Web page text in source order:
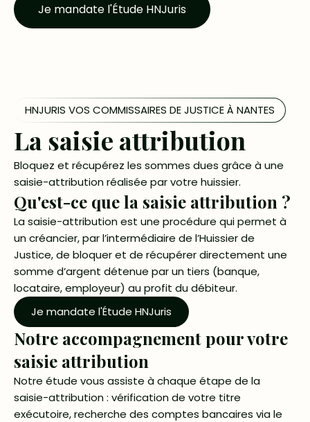
Je mandate l'Étude HNJuris
HNJURIS VOS COMMISSAIRES DE JUSTICE À NANTES
La saisie attribution
Bloquez et récupérez les sommes dues grâce à une
saisie-attribution réalisée par votre huissier.
Qu'est-ce que la saisie attribution ?
La saisie-attribution est une procédure qui permet à
un créancier, par l’intermédiaire de l’Huissier de
Justice, de bloquer et de récupérer directement une
somme d’argent détenue par un tiers (banque,
locataire, employeur) au profit du débiteur.
Je mandate l'Étude HNJuris
Notre accompagnement pour votre
saisie attribution
Notre étude vous assiste à chaque étape de la
saisie-attribution : vérification de votre titre
exécutoire, recherche des comptes bancaires via le